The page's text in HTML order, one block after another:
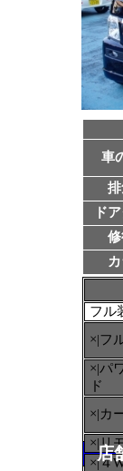
車
ド
フル
×|フ
×|パ
ド
×|カ
×|リ
×|４
店